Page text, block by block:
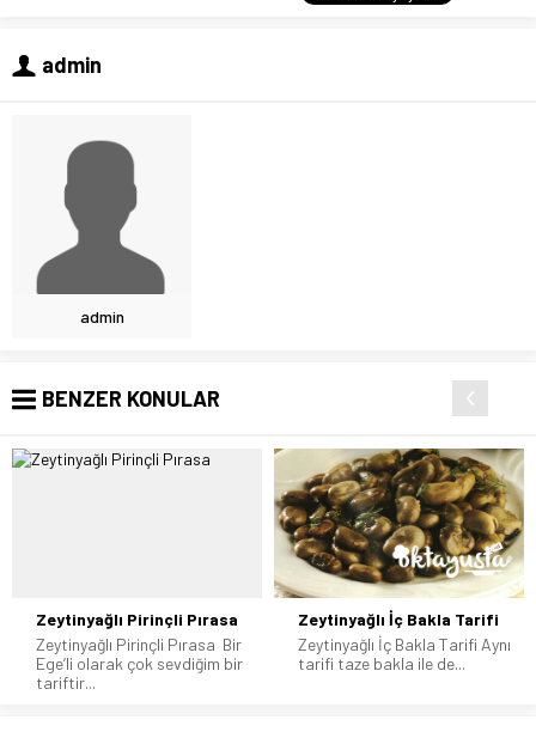
admin
admin
BENZER KONULAR
Zeytinyağlı Pirinçli Pırasa
Zeytinyağlı Pirinçli Pırasa Bir
Ege’li olarak çok sevdiğim bir
tariftir...
Zeytinyağlı İç Bakla Tarifi
Zeytinyağlı İç Bakla Tarifi Aynı
tarifi taze bakla ile de...